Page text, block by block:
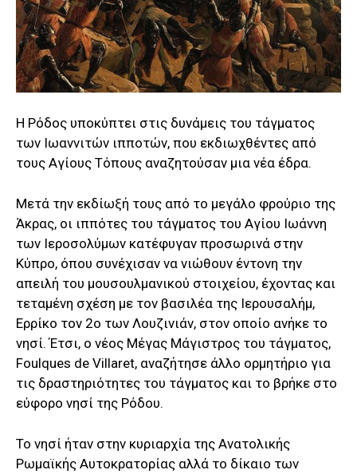
Η Ρόδος υποκύπτει στις δυνάμεις του τάγματος
των Ιωαννιτών ιπποτών, που εκδιωχθέντες από
τους Αγίους Τόπους αναζητούσαν μια νέα έδρα.
Μετά την εκδίωξή τους από το μεγάλο φρούριο της
Άκρας, οι ιππότες του τάγματος του Αγίου Ιωάννη
των Ιεροσολύμων κατέφυγαν προσωρινά στην
Κύπρο, όπου συνέχισαν να νιώθουν έντονη την
απειλή του μουσουλμανικού στοιχείου, έχοντας και
τεταμένη σχέση με τον βασιλέα της Ιερουσαλήμ,
Ερρίκο τον 2ο των Λουζινιάν, στον οποίο ανήκε το
νησί. Έτσι, ο νέος Μέγας Μάγιστρος του τάγματος,
Foulques de Villaret, αναζήτησε άλλο ορμητήριο για
τις δραστηριότητες του τάγματος και το βρήκε στο
εύφορο νησί της Ρόδου.
Το νησί ήταν στην κυριαρχία της Ανατολικής
Ρωμαϊκής Αυτοκρατορίας αλλά το δίκαιο των